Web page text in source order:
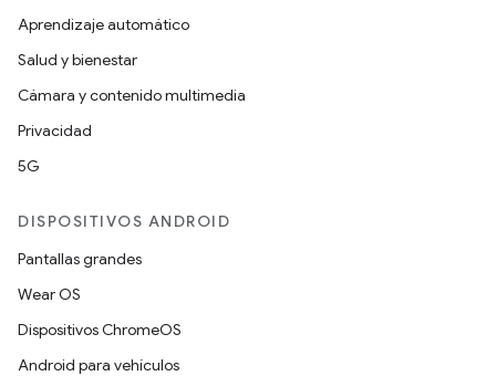
Aprendizaje automático
Salud y bienestar
Cámara y contenido multimedia
Privacidad
5G
DISPOSITIVOS ANDROID
Pantallas grandes
Wear OS
Dispositivos ChromeOS
Android para vehículos